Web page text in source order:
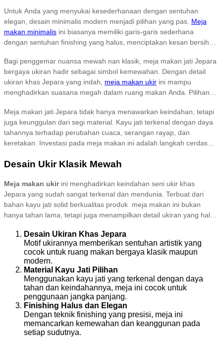
Untuk Anda yang menyukai kesederhanaan dengan sentuhan
elegan, desain minimalis modern menjadi pilihan yang pas. Meja
makan minimalis ini biasanya memiliki garis-garis sederhana
dengan sentuhan finishing yang halus, menciptakan kesan bersih
atau skandinavia. Dengan bahan dasar kayu jati yang kuat dan
tahan lama, meja ini tidak hanya cantik secara visual tetapi juga
fungsional dan awet untuk di gunakan dalam jangka panjang.
Bagi penggemar nuansa mewah nan klasik, meja makan jati Jepara
bergaya ukiran hadir sebagai simbol kemewahan. Dengan detail
ukiran khas Jepara yang indah, meja makan ukir ini mampu
menghadirkan suasana megah dalam ruang makan Anda. Pilihan
kayu jati yang kaya dan mendalam. Meja makan gaya klasik ini
sering digunakan untuk melengkapi rumah-rumah bergaya
tradisional atau kolonial.
Meja makan jati Jepara tidak hanya menawarkan keindahan, tetapi
juga keunggulan dari segi material. Kayu jati terkenal dengan daya
tahannya terhadap perubahan cuaca, serangan rayap, dan
keretakan. Investasi pada meja makan ini adalah langkah cerdas
selama bertahun-tahun. Temukan berbagai pilihan meja makan jati
hanya di Brokoku Home Furnishing.
Desain Ukir Klasik Mewah
Meja makan ukirini menghadirkan keindahan seni ukir khas
Jepara yang sudah sangat terkenal dan mendunia. Terbuat dari
bahan kayu jati solid berkualitas produk meja makan ini bukan
hanya tahan lama, tetapi juga menampilkan detail ukiran yang halus
membeli produk ini:
Desain Ukiran Khas Jepara
Motif ukirannya memberikan sentuhan artistik yang
cocok untuk ruang makan bergaya klasik maupun
modern.
Material Kayu Jati Pilihan
Menggunakan kayu jati yang terkenal dengan daya
tahan dan keindahannya, meja ini cocok untuk
penggunaan jangka panjang.
Finishing Halus dan Elegan
Dengan teknik finishing yang presisi, meja ini
memancarkan kemewahan dan keanggunan pada
setiap sudutnya.